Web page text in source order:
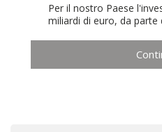
Per il nostro Paese
miliardi di euro, da parte